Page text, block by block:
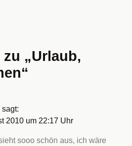
„Urlaub,
“
sagt:
2010 um 22:17 Uhr
sooo schön aus, ich wäre